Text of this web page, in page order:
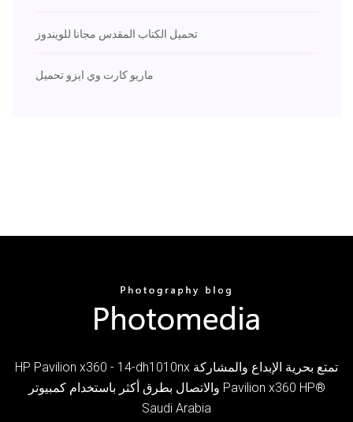
تحميل الكتاب المقدس مجانا للويندوز
ماريو كارت وي ايزو تحميل
HP Pavilion x360 - 14-dh1010nx تمتع بحرية الإبداع والمشاركة
والاتصال بطرق أكثر باستخدام كمبيوتر Pavilion x360‎ HP®
Saudi Arabia